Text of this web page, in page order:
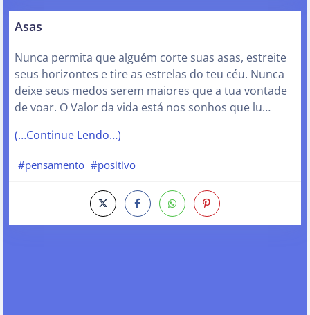
Asas
Nunca permita que alguém corte suas asas, estreite
seus horizontes e tire as estrelas do teu céu. Nunca
deixe seus medos serem maiores que a tua vontade
de voar. O Valor da vida está nos sonhos que lu…
(…Continue Lendo…)
#pensamento #positivo